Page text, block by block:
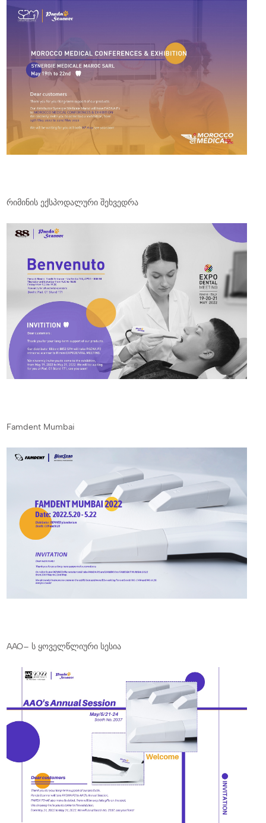
რიმინის ექსპოდალური შეხვედრა
Famdent Mumbai
AAO– ს ყოველწლიური სესია